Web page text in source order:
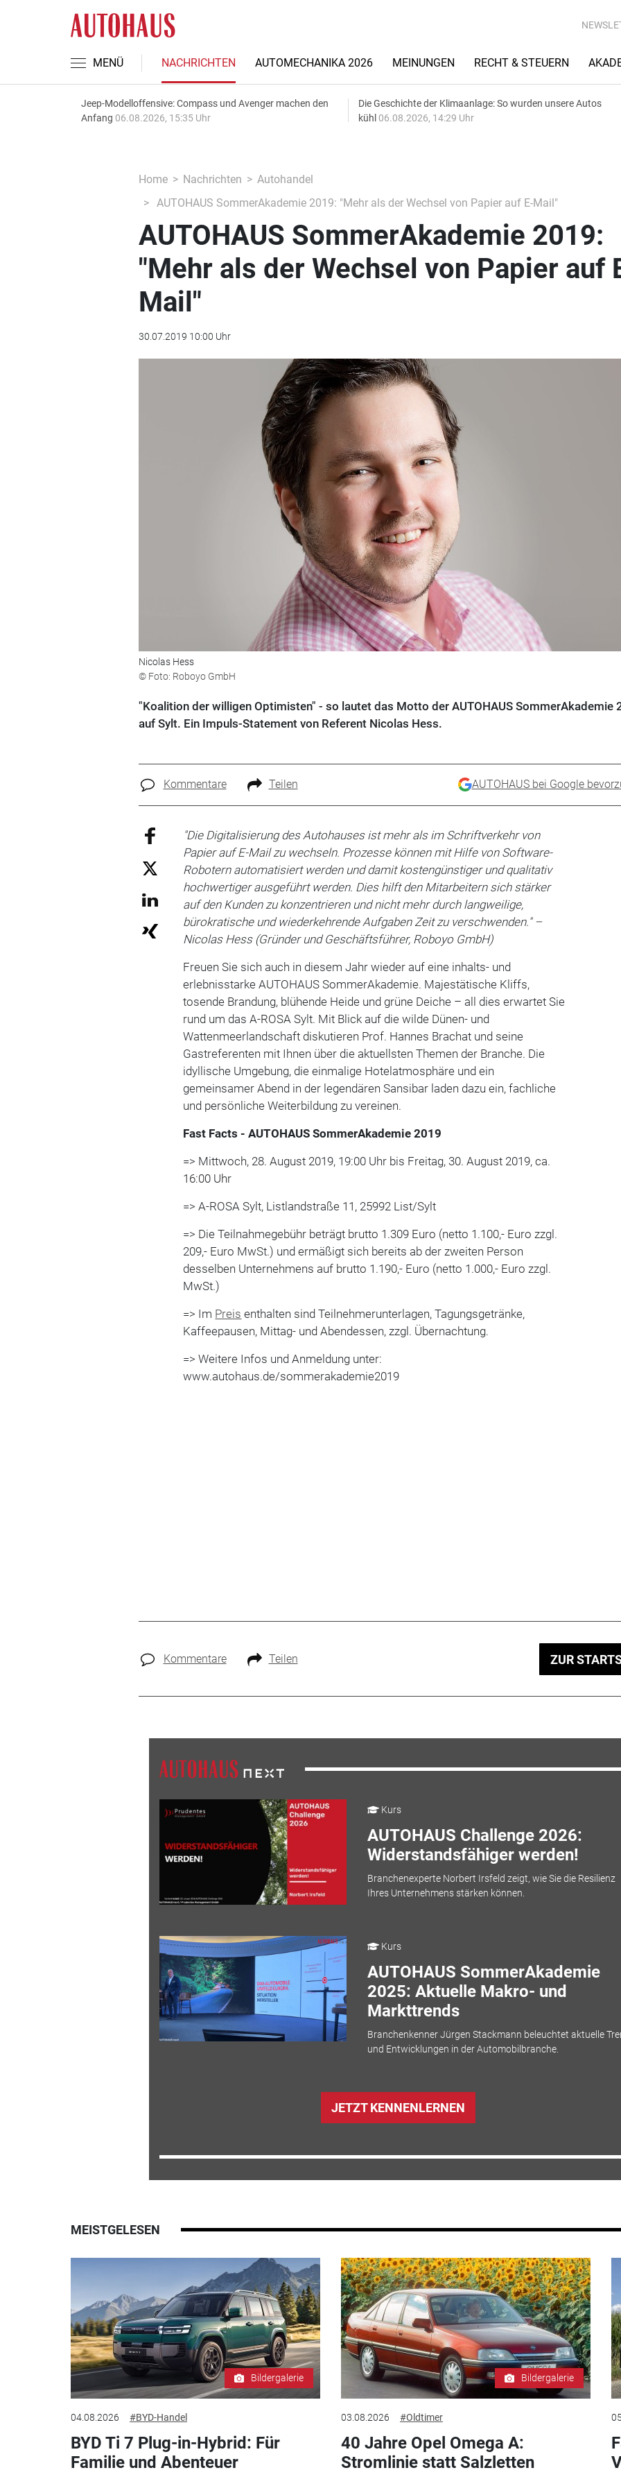
MENÜ NACHRICHTEN AUTOMECHANIKA 2026 MEINUNGEN RECHT & STEUERN
Jeep-Modelloffensive: Compass und Avenger machen den
Anfang 06.08.2026, 15:35 Uhr
Die Geschichte der Klimaanlage: So wurden unsere Autos
kühl 06.08.2026, 14:29 Uhr
Home Nachrichten
Autohandel
AUTOHAUS SommerAkademie 2019: "Mehr als der Wechsel von Papier auf E-Mail"
AUTOHAUS SommerAkademie 2019:
"Mehr als der Wechsel von Papier auf
Mail"
30.07.2019 10:00 Uhr
Nicolas Hess
© Foto: Roboyo GmbH
"Koalition der willigen Optimisten" - so lautet das Motto der AUTOHAUS SommerAkademie
auf Sylt. Ein Impuls-Statement von Referent Nicolas Hess.
Kommentare Teilen AUTOHAUS bei Google
"Die Digitalisierung des Autohauses ist mehr als im Schriftverkehr von
Papier auf E-Mail zu wechseln. Prozesse können mit Hilfe von Software-
Robotern automatisiert werden und damit kostengünstiger und qualitativ
hochwertiger ausgeführt werden. Dies hilft den Mitarbeitern sich stärker
auf den Kunden zu konzentrieren und nicht mehr durch langweilige,
bürokratische und wiederkehrende Aufgaben Zeit zu verschwenden." –
Nicolas Hess (Gründer und Geschäftsführer, Roboyo GmbH)
Freuen Sie sich auch in diesem Jahr wieder auf eine inhalts- und
erlebnisstarke AUTOHAUS SommerAkademie. Majestätische Kliffs,
tosende Brandung, blühende Heide und grüne Deiche – all dies erwartet Sie
rund um das A-ROSA Sylt. Mit Blick auf die wilde Dünen- und
Wattenmeerlandschaft diskutieren Prof. Hannes Brachat und seine
Gastreferenten mit Ihnen über die aktuellsten Themen der Branche. Die
idyllische Umgebung, die einmalige Hotelatmosphäre und ein
gemeinsamer Abend in der legendären Sansibar laden dazu ein, fachliche
und persönliche Weiterbildung zu vereinen.
Fast Facts - AUTOHAUS SommerAkademie 2019
=> Mittwoch, 28. August 2019, 19:00 Uhr bis Freitag, 30. August 2019, ca.
16:00 Uhr
=> A-ROSA Sylt, Listlandstraße 11, 25992 List/Sylt
=> Die Teilnahmegebühr beträgt brutto 1.309 Euro (netto 1.100,- Euro zzgl.
209,- Euro MwSt.) und ermäßigt sich bereits ab der zweiten Person
desselben Unternehmens auf brutto 1.190,- Euro (netto 1.000,- Euro zzgl.
MwSt.)
=> Im Preis enthalten sind Teilnehmerunterlagen, Tagungsgetränke,
Kaffeepausen, Mittag- und Abendessen, zzgl. Übernachtung.
=> Weitere Infos und Anmeldung unter:
www.autohaus.de/sommerakademie2019
Kommentare Teilen ZUR
Kurs
AUTOHAUS Challenge 2026:
Widerstandsfähiger werden!
Branchenexperte Norbert Irsfeld zeigt, wie Sie die Resilienz
Ihres Unternehmens stärken können.
Kurs
AUTOHAUS SommerAkademie
2025: Aktuelle Makro- und
Markttrends
Branchenkenner Jürgen Stackmann beleuchtet aktuelle
und Entwicklungen in der Automobilbranche.
JETZT KENNENLERNEN
MEISTGELESEN
Bildergalerie
04.08.2026 #BYD-Handel
BYD Ti 7 Plug-in-Hybrid: Für
Familie und Abenteuer
Bildergalerie
03.08.2026 #Oldtimer
40 Jahre Opel Omega A:
Stromlinie statt Salzletten